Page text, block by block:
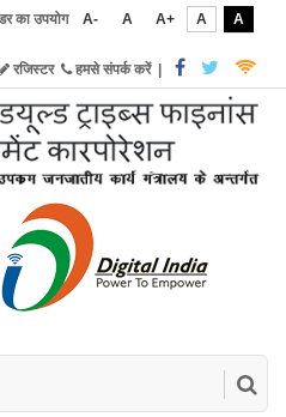
का उपयोग A- A A+ A
A
रजिस्टर हमसे संपर्क करें|